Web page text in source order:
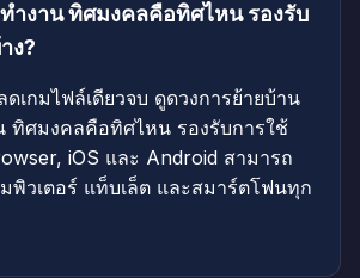
ำงาน ทิศมงคลคือทิศไหน รองรับ
ง?
เกมไฟล์เดียวจบ ดูดวงการย้ายบ้าน
ทิศมงคลคือทิศไหน รองรับการใช้
iOS และ Android สามารถ
พิวเตอร์ แท็บเล็ต และสมาร์ตโฟนทุก